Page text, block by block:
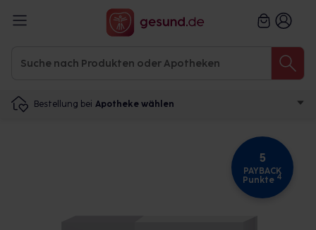
Bestellung bei Apotheke wählen
5
PAYBACK
Punkte 4